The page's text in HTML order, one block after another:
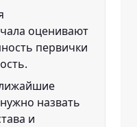
оценивают
первички
назвать
и